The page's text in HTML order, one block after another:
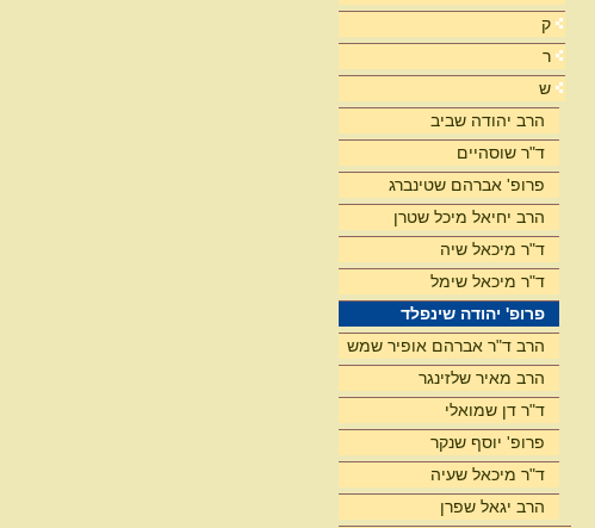
ק
ר
ש
הרב יהודה שביב
ד"ר שוסהיים
פרופ' אברהם שטינברג
הרב יחיאל מיכל שטרן
ד"ר מיכאל שיה
ד"ר מיכאל שימל
פרופ' יהודה שינפלד
הרב ד"ר אברהם אופיר שמש
הרב מאיר שלזינגר
ד"ר דן שמואלי
פרופ' יוסף שנקר
ד"ר מיכאל שעיה
הרב יגאל שפרן